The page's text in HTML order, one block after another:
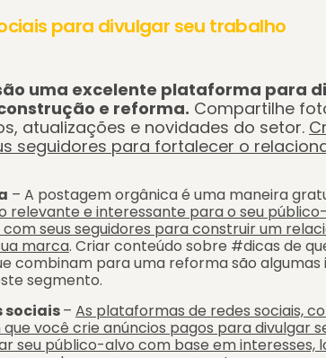
para divulgar seu trabalho
uma excelente plataforma para
e reforma. Compartilhe
atualizações e novidades do setor.
seguidores para fortalecer o
– A postagem orgânica é uma maneira
relevante e interessante para o seu
seus seguidores para construir um
marca. Criar conteúdo sobre #dicas de
combinam para uma reforma são algumas
segmento.
sociais– As plataformas de redes sociais,
você crie anúncios pagos para divulgar
seu público-alvo com base em interesses,